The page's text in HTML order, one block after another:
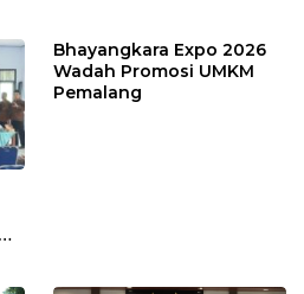
Bhayangkara Expo 2026
Wadah Promosi UMKM
Pemalang